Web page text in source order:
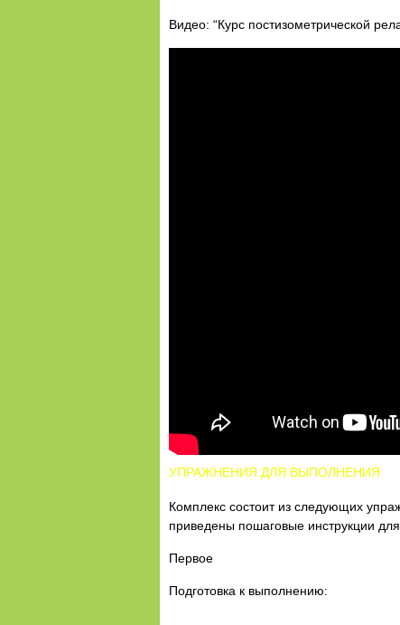
Видео: “Курс постизометрической
УПРАЖНЕНИЯ ДЛЯ ВЫПОЛНЕНИЯ
Комплекс состоит из следующих
приведены пошаговые инструкции
Первое
Подготовка к выполнению: